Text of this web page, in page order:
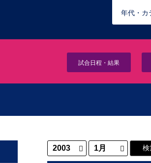
年代・カ
試合日程・結果